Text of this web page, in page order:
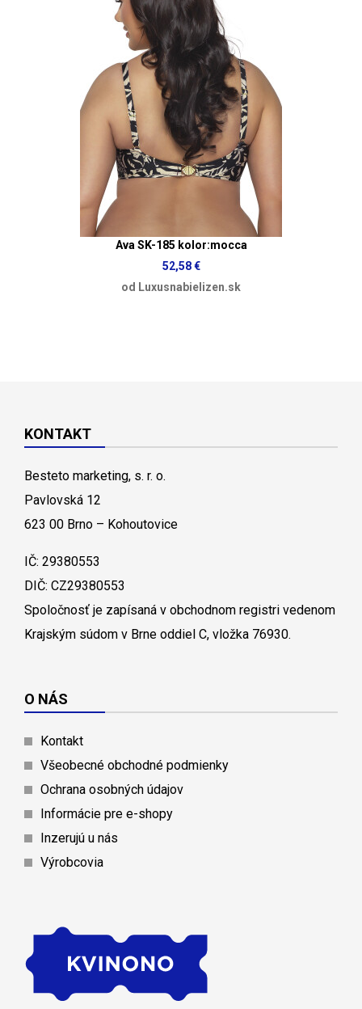
Ava SK-185 kolor:mocca
52,58 €
od Luxusnabielizen.sk
KONTAKT
Besteto marketing, s. r. o.
Pavlovská 12
623 00 Brno – Kohoutovice
IČ: 29380553
DIČ: CZ29380553
Spoločnosť je zapísaná v obchodnom registri vedenom
Krajským súdom v Brne oddiel C, vložka 76930.
O NÁS
Kontakt
Všeobecné obchodné podmienky
Ochrana osobných údajov
Informácie pre e-shopy
Inzerujú u nás
Výrobcovia